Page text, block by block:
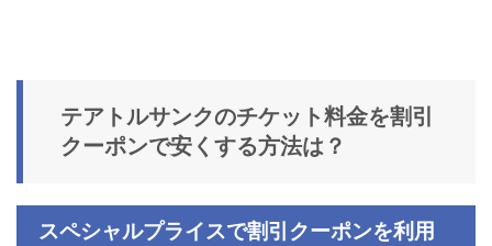
テアトルサンクのチケット料金を割引
クーポンで安くする方法は？
スペシャルプライスで割引クーポンを利用